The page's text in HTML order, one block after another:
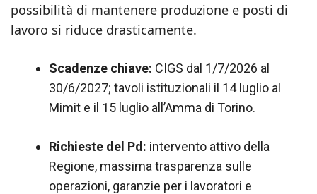
possibilità di mantenere produzione e posti di
lavoro si riduce drasticamente.
Scadenze chiave: CIGS dal 1/7/2026 al
30/6/2027; tavoli istituzionali il 14 luglio al
Mimit e il 15 luglio all’Amma di Torino.
Richieste del Pd: intervento attivo della
Regione, massima trasparenza sulle
operazioni, garanzie per i lavoratori e